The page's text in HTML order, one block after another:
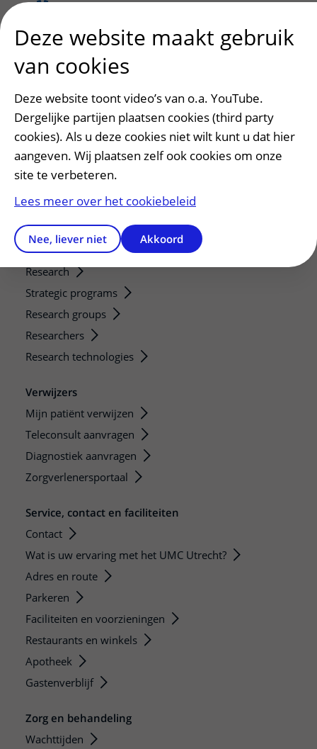
Patiënt en bezoek
Afspraak maken of wijzigen
Opvragen kopie dossier
Bezoektijden
Onze opleidingen
De Nieuwe Utrechtse School
Stage en opleidingsplaatsen
Research
Strategic programs
Research groups
Researchers
Research technologies
Verwijzers
Mijn patiënt verwijzen
Teleconsult aanvragen
Diagnostiek aanvragen
Zorgverlenersportaal
Service, contact en faciliteiten
Contact
Wat is uw ervaring met het UMC Utrecht?
Adres en route
Parkeren
Faciliteiten en voorzieningen
Restaurants en winkels
Apotheek
Gastenverblijf
Zorg en behandeling
Wachttijden
Deze website maakt gebruik
van cookies
Deze website toont video’s van o.a. YouTube.
Dergelijke partijen plaatsen cookies (third party
cookies). Als u deze cookies niet wilt kunt u dat hier
aangeven. Wij plaatsen zelf ook cookies om onze
site te verbeteren.
Lees meer over het cookiebeleid
Nee, liever niet Akkoord